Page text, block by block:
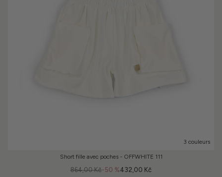
3 couleurs
Short fille avec poches - OFFWHITE 111
-50 %
864,00 Kč 432,00 Kč